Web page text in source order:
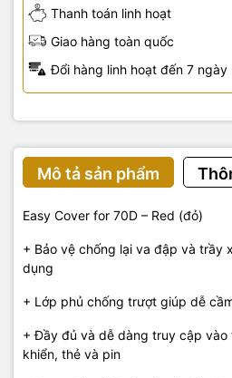
Thanh toán linh hoạt
Giao hàng toàn quốc
Đổi hàng linh hoạt đến 7 ngày
Mô tả sản phẩm
Easy Cover for 70D – Red (đỏ)
+ Bảo vệ chống lại va đập và trầy
dụng
+ Lớp phủ chống trượt giúp dễ
+ Đầy đủ và dễ dàng truy cập vào
khiển, thẻ và pin